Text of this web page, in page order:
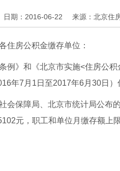
日期：2016-06-22 来源：北京住
住房公积金缴存单位：
》和《北京市实施<住房公积
年7月1日至2017年6月30日
保障局、北京市统计局公布
元，职工和单位月缴存额上